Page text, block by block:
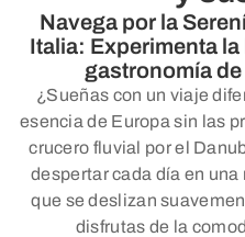
Navega por la
Italia: Experimenta
gastronomía
¿Sueñas con un viaje
esencia de Europa sin las
crucero fluvial por el
despertar cada día en
que se deslizan
disfrutas de la